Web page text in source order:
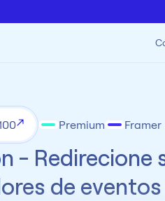
Premium Framer
- Redirecione
de eventos